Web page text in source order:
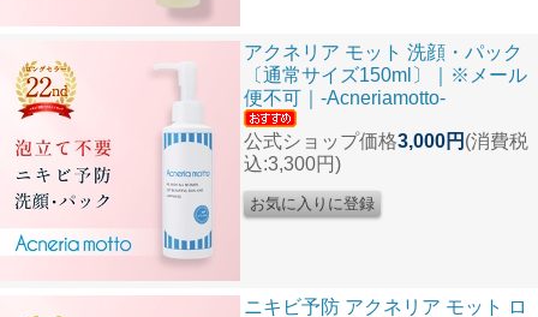
アクネリア モット 洗顔・パック
〔通常サイズ150ml〕｜※メール
便不可｜-Acneriamotto-
公式ショップ価格3,000円 (消費税
込:3,300円)
ニキビ予防 アクネリア モット ロ